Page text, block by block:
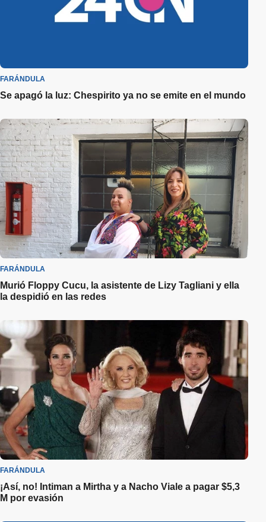
FARÁNDULA
Se apagó la luz: Chespirito ya no se emite en el mundo
FARÁNDULA
Murió Floppy Cucu, la asistente de Lizy Tagliani y ella
la despidió en las redes
FARÁNDULA
¡Así, no! Intiman a Mirtha y a Nacho Viale a pagar $5,3
M por evasión